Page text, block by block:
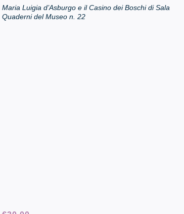
era:
è:
Maria Luigia d’Asburgo e il Casino dei Boschi di Sala
Quaderni del Museo n. 22